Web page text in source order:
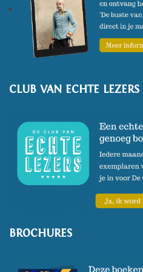
CLUB VAN ECHTE LEZERS
BROCHURES